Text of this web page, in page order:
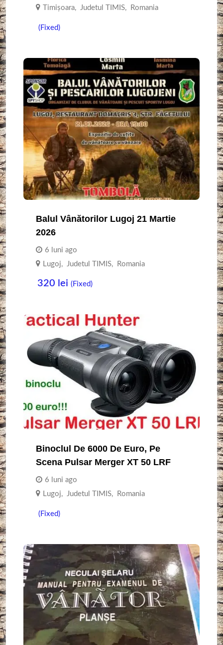
Timişoara, Judetul TIMIS, Romania
(Fixed)
Balul Vânătorilor Lugoj 21 Martie
2026
6 luni ago
Lugoj, Judetul TIMIS, Romania
320 lei (Fixed)
Binoclul De 6000 De Euro, Pe
Scena Pulsar Merger XT 50 LRF
6 luni ago
Lugoj, Judetul TIMIS, Romania
(Fixed)